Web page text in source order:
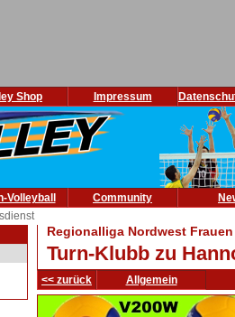
Shop Impressum
Volleyball Community
Regionalliga Nordwest
Turn-Klubb zu
<< zurück Allgemein